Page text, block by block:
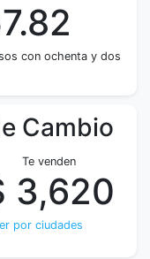
con ochenta y dos
Cambio
Te venden
3,620
por ciudades